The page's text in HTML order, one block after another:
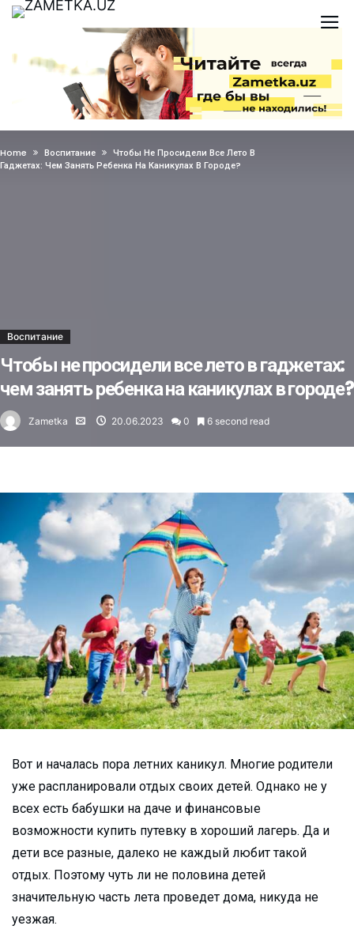
Home Воспитание
Чтобы Не Просидели Все Лето В
Гаджетах: Чем Занять Ребенка На Каникулах В Городе?
Воспитание
Чтобы не просидели все лето в гаджетах:
чем занять ребенка на каникулах в городе?
Zametka 20.06.2023 0 6 second read
Вот и началась пора летних каникул. Многие родители
уже распланировали отдых своих детей. Однако не у
всех есть бабушки на даче и финансовые
возможности купить путевку в хороший лагерь. Да и
дети все разные, далеко не каждый любит такой
отдых. Поэтому чуть ли не половина детей
значительную часть лета проведет дома, никуда не
уезжая.